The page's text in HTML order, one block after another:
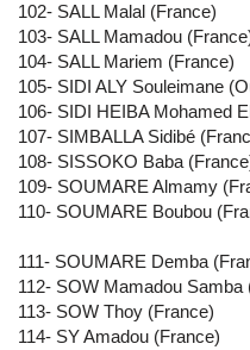
102- SALL Malal (France)
103- SALL Mamadou
104- SALL Mariem (France)
105- SIDI ALY Souleimane
106- SIDI HEIBA Mohamed
107- SIMBALLA Sidibé
108- SISSOKO Baba
109- SOUMARE Almamy
110- SOUMARE Boubou
111- SOUMARE Demba
112- SOW Mamadou Samba
113- SOW Thoy (France)
114- SY Amadou (France)